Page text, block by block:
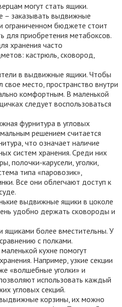
могут стать ящики.
– заказывать выдвижные
ограниченном бюджете стоит
для приобретения метабоксов.
хранения часто
кастрюль, сковород,
в выдвижные ящики. Чтобы
место, пространство внутри
комфортным. В маленькой
следует воспользоваться
фурнитура в угловых
решением считается
что означает наличие
систем хранения. Среди них
полочки-карусели, уголки,
типа «паровозик»,
Все они облегчают доступ к
выдвижные ящики в цоколе
удобно держать сковороды и
более вместительны. У
с полками.
кухне помогут
Например, узкие секции
«волшебные уголки» и
использовать каждый
угловых секций.
корзины, их можно